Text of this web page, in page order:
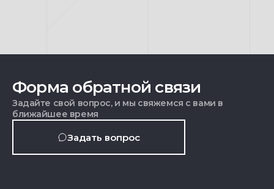
Форма обратной связи
Задайте свой вопрос, и мы свяжемся с вами в
ближайшее время
Задать вопрос